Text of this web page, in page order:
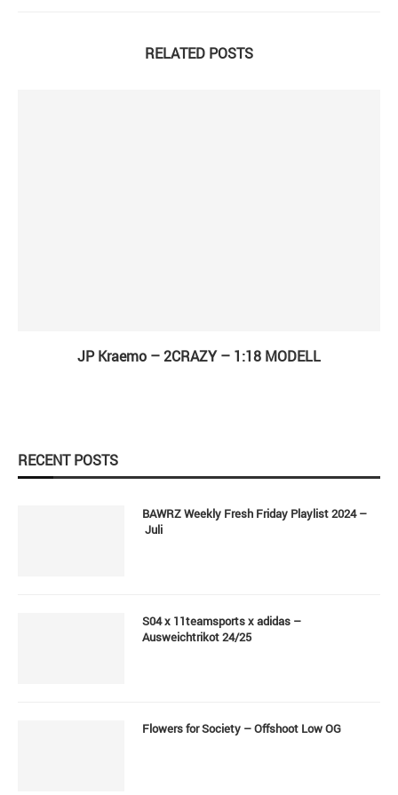
RELATED POSTS
JP Kraemo – 2CRAZY – 1:18 MODELL
RECENT POSTS
BAWRZ Weekly Fresh Friday Playlist 2024 –
Juli
S04 x 11teamsports x adidas –
Ausweichtrikot 24/25
Flowers for Society – Offshoot Low OG